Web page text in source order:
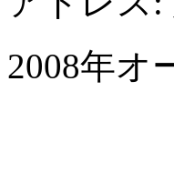
2008年オ